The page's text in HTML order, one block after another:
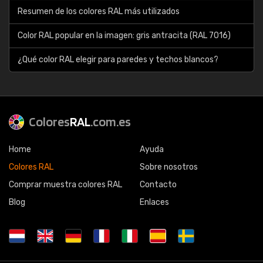
Resumen de los colores RAL más utilizados
Color RAL popular en la imagen: gris antracita (RAL 7016)
¿Qué color RAL elegir para paredes y techos blancos?
ColoresRAL.com.es
Home
Colores RAL
Comprar muestra colores RAL
Blog
Ayuda
Sobre nosotros
Contacto
Enlaces